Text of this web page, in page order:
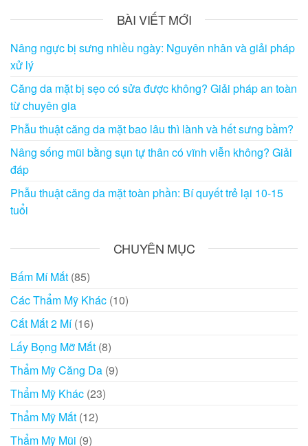
BÀI VIẾT MỚI
Nâng ngực bị sưng nhiều ngày: Nguyên nhân và giải pháp
xử lý
Căng da mặt bị sẹo có sửa được không? Giải pháp an toàn
từ chuyên gia
Phẫu thuật căng da mặt bao lâu thì lành và hết sưng bầm?
Nâng sống mũi bằng sụn tự thân có vĩnh viễn không? Giải
đáp
Phẫu thuật căng da mặt toàn phần: Bí quyết trẻ lại 10-15
tuổi
CHUYÊN MỤC
Bấm Mí Mắt (85)
Các Thẩm Mỹ Khác (10)
Cắt Mắt 2 Mí(16)
Lấy Bọng Mỡ Mắt (8)
Thẩm Mỹ Căng Da (9)
Thẩm Mỹ Khác (23)
Thẩm Mỹ Mắt (12)
Thẩm Mỹ Mũi (9)